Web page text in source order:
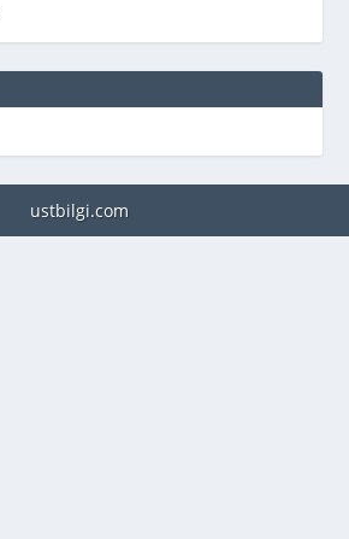
ustbilgi.com